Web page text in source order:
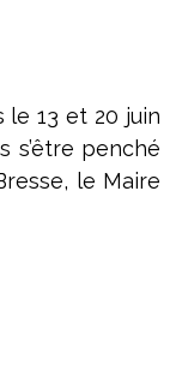
le 13 et 20 juin
s’être penché
le Maire